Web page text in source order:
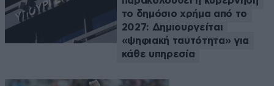
το δημόσιο χρήμα από το
2027: Δημιουργείται
«ψηφιακή ταυτότητα» για
κάθε υπηρεσία